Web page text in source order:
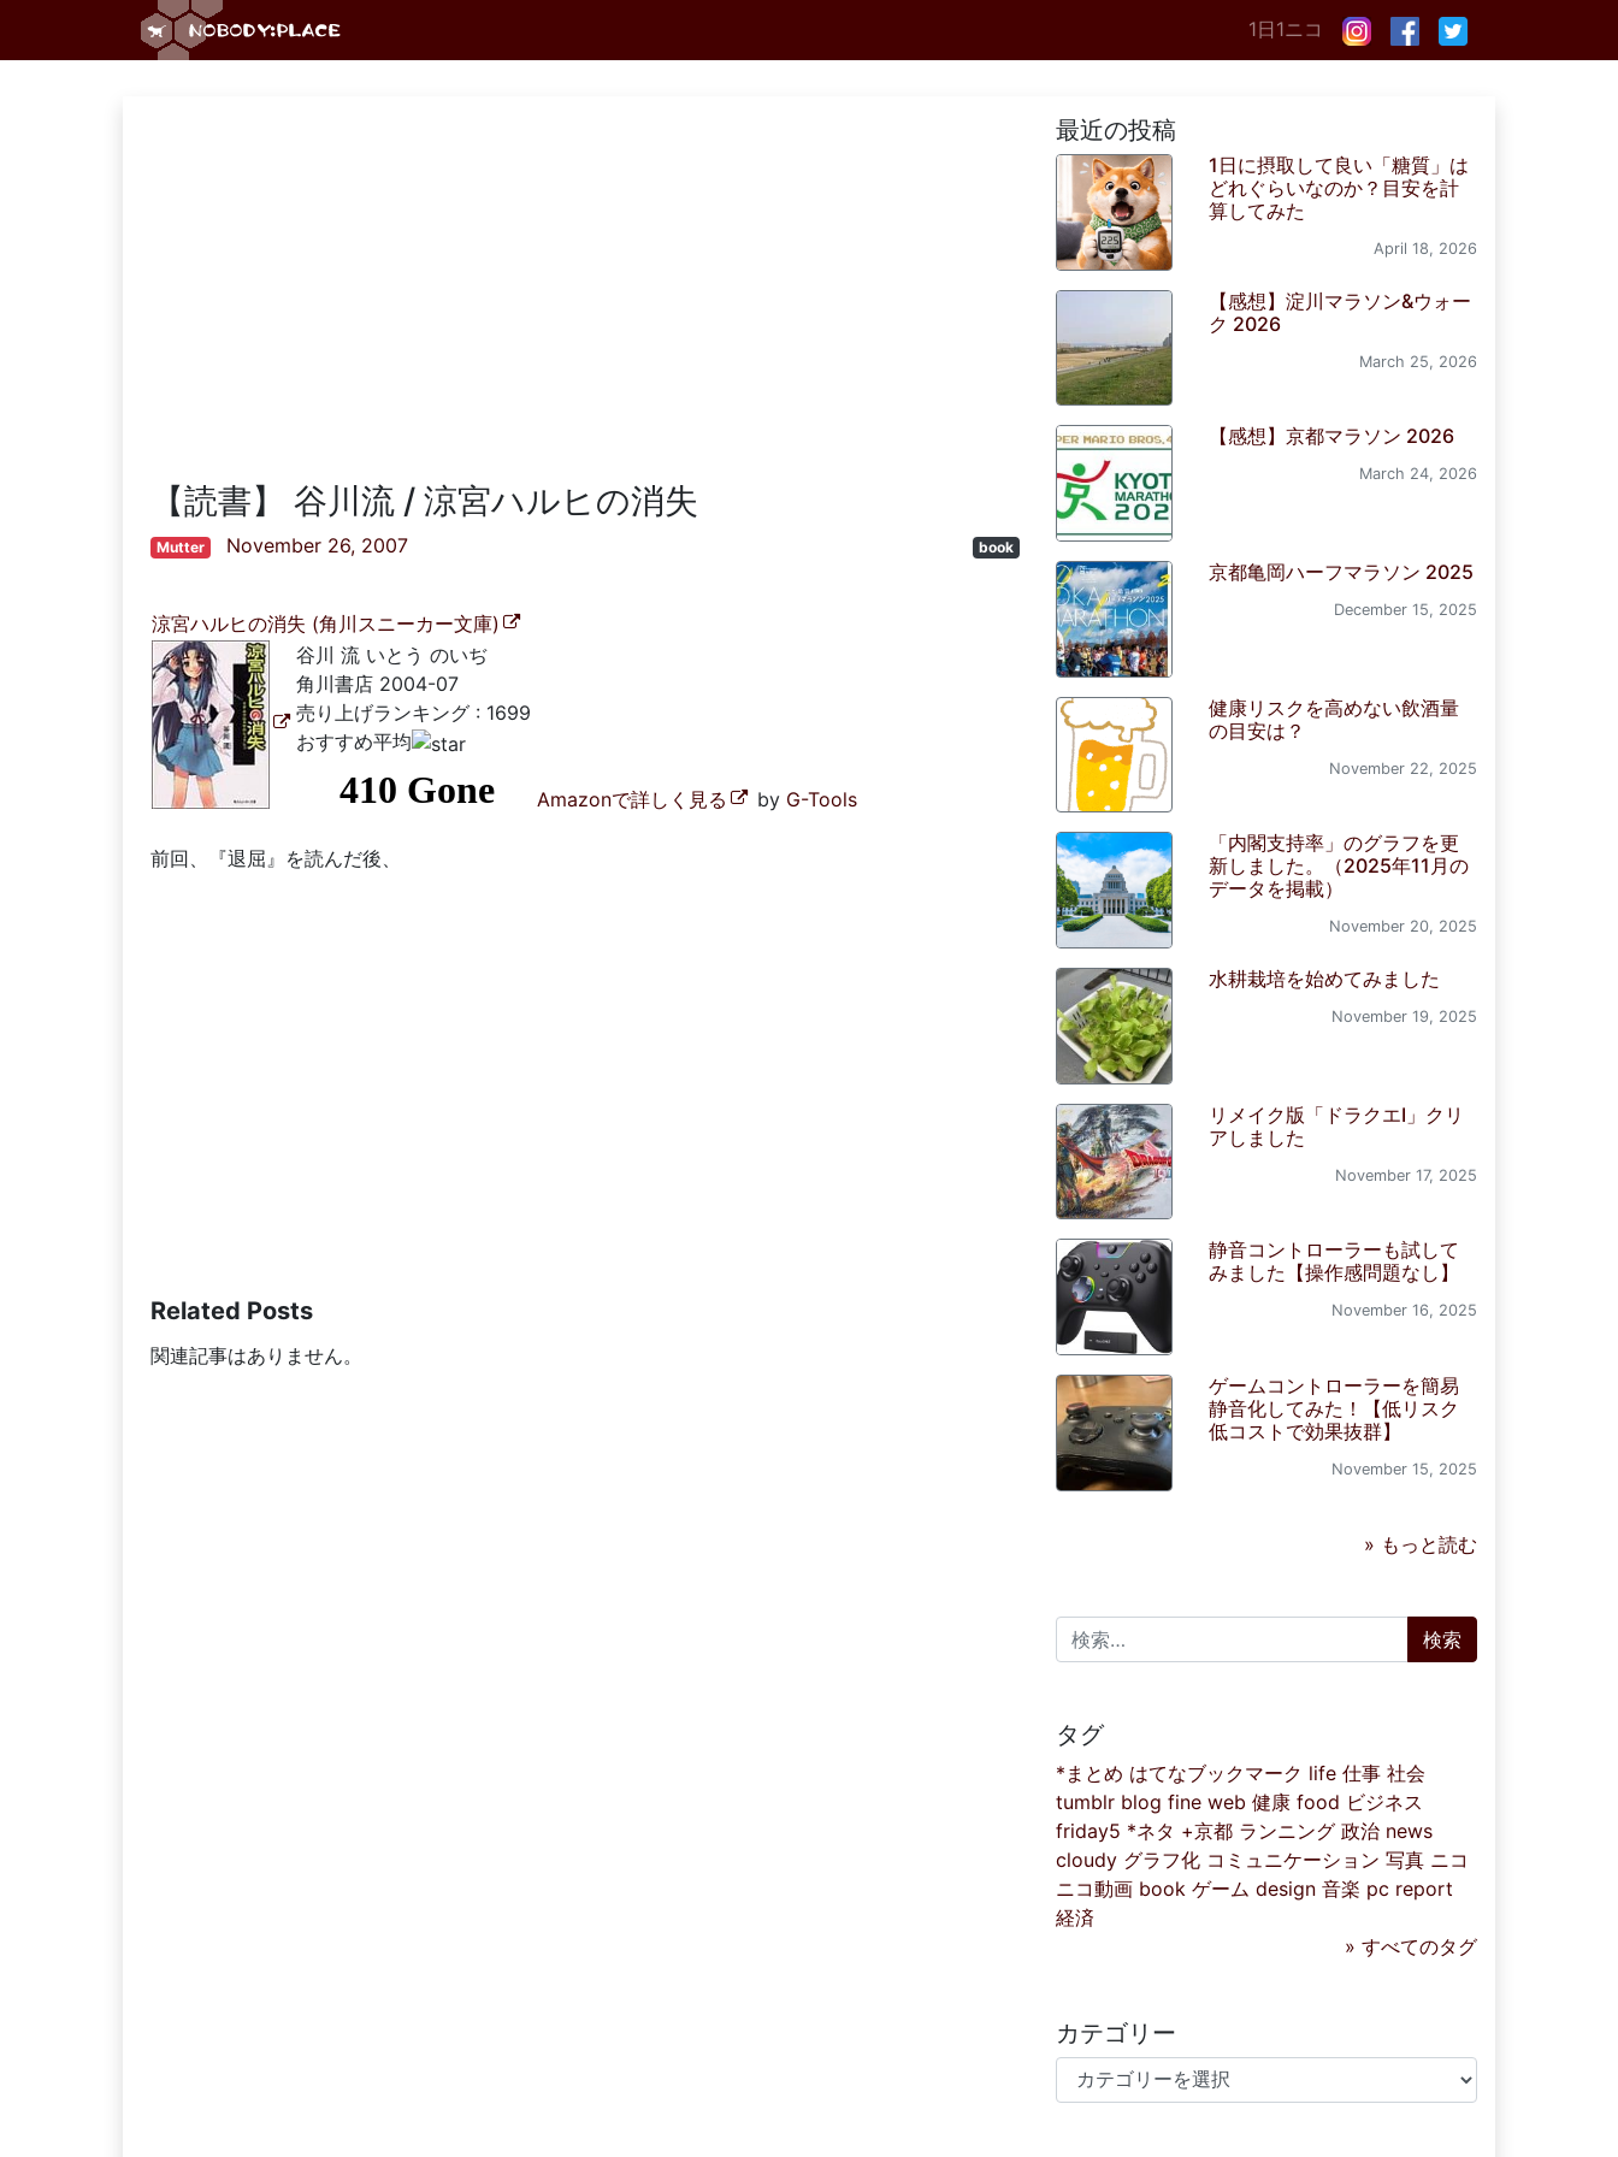
1日1ニコ
【読書】 谷川流 / 涼宮ハルヒの消失
Mutter November 26, 2007 book
涼宮ハルヒの消失 (角川スニーカー文庫)
谷川 流 いとう のいぢ
角川書店 2004-07
売り上げランキング : 1699
おすすめ平均
Amazonで詳しく見る by G-Tools
前回、『退屈』を読んだ後、
Related Posts
関連記事はありません。
最近の投稿
1日に摂取して良い「糖質」は
どれぐらいなのか？目安を計
算してみた
April 18, 2026
【感想】淀川マラソン&ウォー
ク 2026
March 25, 2026
【感想】京都マラソン 2026
March 24, 2026
京都亀岡ハーフマラソン 2025
December 15, 2025
健康リスクを高めない飲酒量
の目安は？
November 22, 2025
「内閣支持率」のグラフを更
新しました。（2025年11月の
データを掲載）
November 20, 2025
水耕栽培を始めてみました
November 19, 2025
リメイク版「ドラクエI」クリ
アしました
November 17, 2025
静音コントローラーも試して
みました【操作感問題なし】
November 16, 2025
ゲームコントローラーを簡易
静音化してみた！【低リスク
低コストで効果抜群】
November 15, 2025
» もっと読む
検索:
タグ
*まとめ はてなブックマーク life 仕事 社会
tumblr blog fine web 健康 food ビジネス
friday5 *ネタ +京都 ランニング 政治 news
cloudy グラフ化 コミュニケーション 写真 ニコ
ニコ動画 book ゲーム design 音楽 pc report
経済
» すべてのタグ
カテゴリー
カテゴリー